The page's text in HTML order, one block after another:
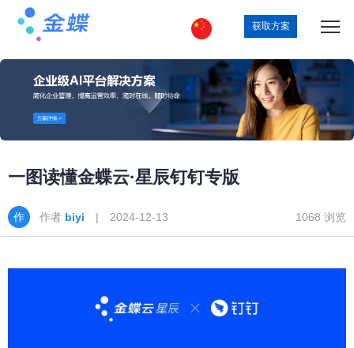
获取方案
一图读懂金蝶云·星辰钉钉专版
作者 biyi | 2024-12-13 1068 浏览